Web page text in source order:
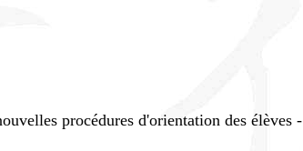
procédures d'orientation des élèves -